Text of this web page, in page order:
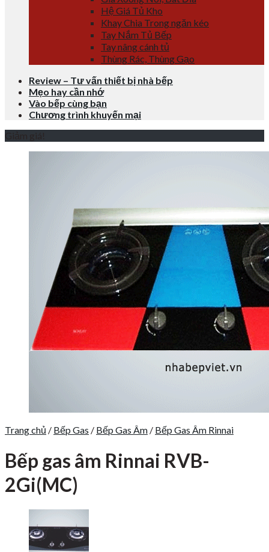
Hệ Giá Tủ Kho
Khay Chia Trong ngăn kéo
Tay Nắm Tủ Bếp
Tay nâng cánh tủ
Thùng Rác, Thùng Gạo
Review – Tư vấn thiết bị nhà bếp
Mẹo hay cần nhớ
Vào bếp cùng bạn
Chương trình khuyến mại
Trang chủ / Bếp Gas / Bếp Gas Âm / Bếp Gas Âm Rinnai
Bếp gas âm Rinnai RVB-
2Gi(MC)